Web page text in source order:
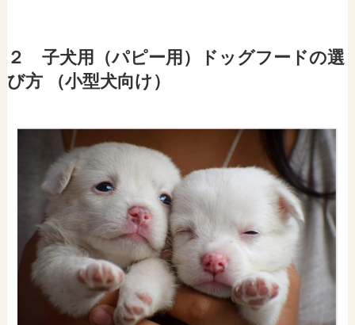
２ 子犬用（パピー用）ドッグフードの選
び方 （小型犬向け）